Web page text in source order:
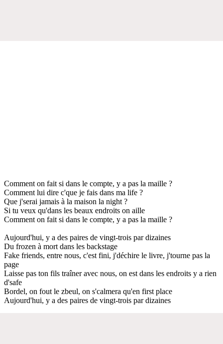
Comment on fait si dans le compte, y a pas la maille ?
Comment lui dire c'que je fais dans ma life ?
Que j'serai jamais à la maison la night ?
Si tu veux qu'dans les beaux endroits on aille
Comment on fait si dans le compte, y a pas la maille ?
Aujourd'hui, y a des paires de vingt-trois par dizaines
Du frozen à mort dans les backstage
Fake friends, entre nous, c'est fini, j'déchire le livre, j'tourne pas la
page
Laisse pas ton fils traîner avec nous, on est dans les endroits y a rien
d'safe
Bordel, on fout le zbeul, on s'calmera qu'en first place
Aujourd'hui, y a des paires de vingt-trois par dizaines